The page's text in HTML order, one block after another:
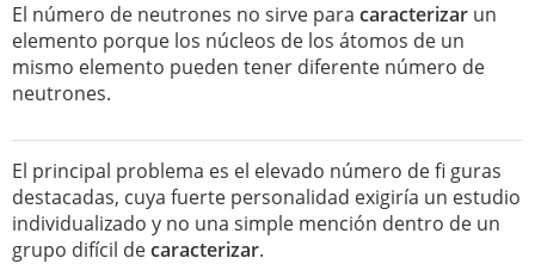
El número de neutrones no sirve para caracterizar un
elemento porque los núcleos de los átomos de un
mismo elemento pueden tener diferente número de
neutrones.
El principal problema es el elevado número de fi guras
destacadas, cuya fuerte personalidad exigiría un estudio
individualizado y no una simple mención dentro de un
grupo difícil decaracterizar.